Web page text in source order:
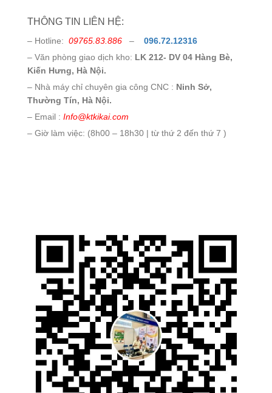
THÔNG TIN LIÊN HỆ:
– Hotline: 09765.83.886 – 096.72.12316
– Văn phòng giao dịch kho: LK 212- DV 04 Hàng Bè,
Kiến Hưng, Hà Nội.
– Nhà máy chỉ chuyên gia công CNC : Ninh Sở,
Thường Tín, Hà Nội.
– Email : Info@ktkikai.com
– Giờ làm việc: (8h00 – 18h30 | từ thứ 2 đến thứ 7 )